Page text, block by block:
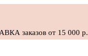
заказов от 15 000 р.